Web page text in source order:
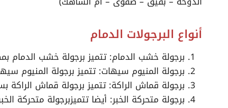
أنواع البرجولات الدمام
برجولة خشب الدمام: تتميز برجولة خشب الدمام
برجولة المنيوم سيهات: تتميز برجولة المنيوم
برجولة قماش الراكة: تتميز برجولة قماش الراكة
برجولة متحركة الخبر: أيضا تتميزبرجولة متحركة